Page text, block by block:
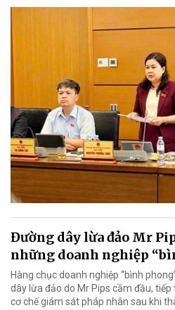
Đường dây lừa đảo Mr
những doanh nghiệp
Hàng chục doanh nghiệp “bình
dây lừa đảo do Mr Pips cầm đầu,
cơ chế giám sát pháp nhân sau khi